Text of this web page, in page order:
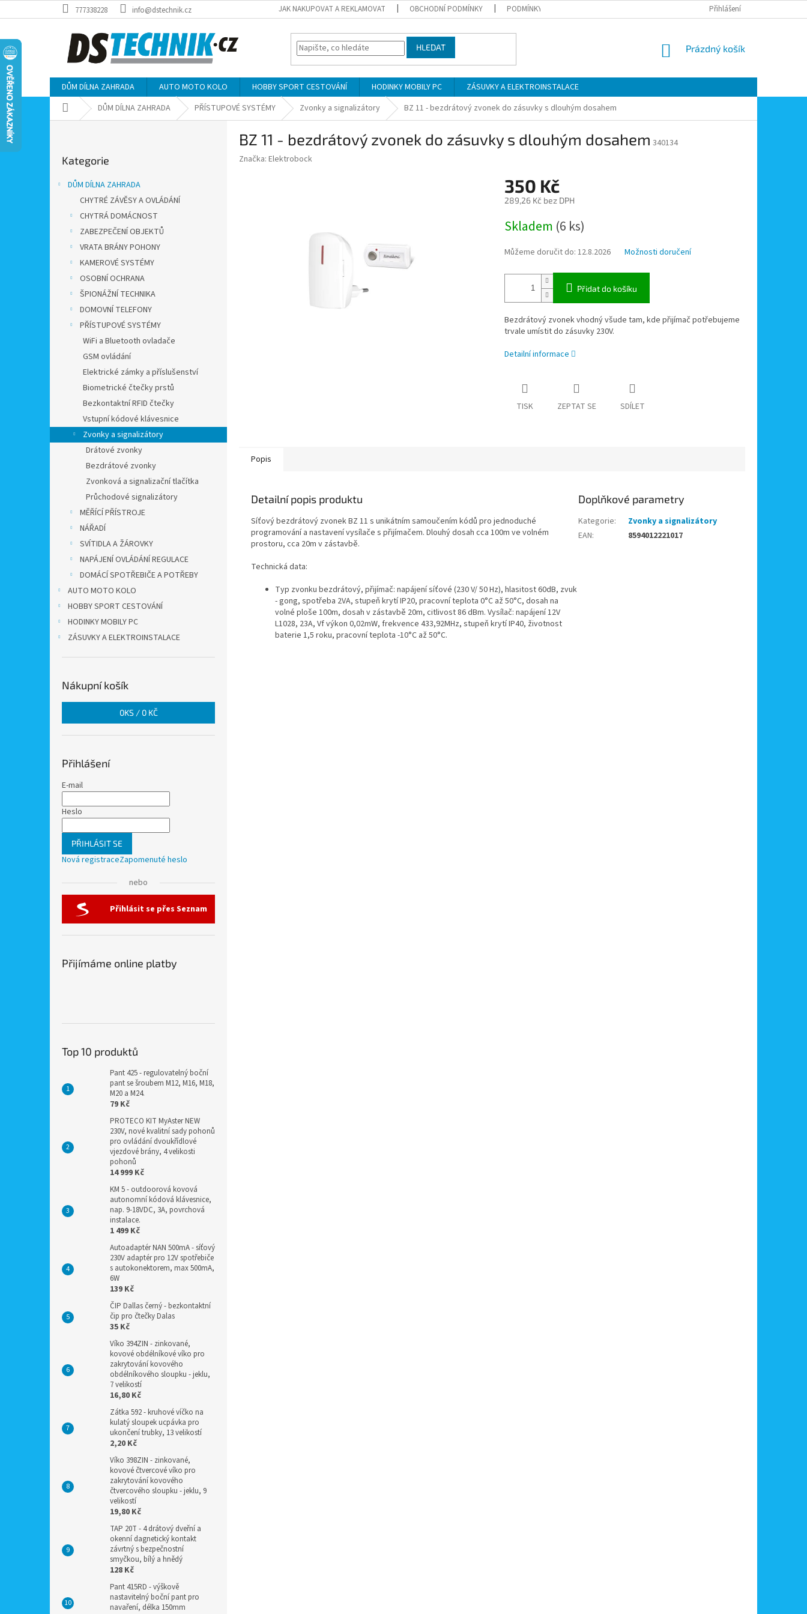
na
777338228 info@dstechnik.cz JAK NAKUPOVAT A REKLAMOVAT OBCHODNÍ PODMÍNKY PODMÍNKY OCHRANY OSOBNÍCH ÚDAJŮ MOJE OBJEDNÁVKA
Přihlášení
HLEDAT
NÁKUPNÍ
Prázdný košík
DŮM DÍLNA ZAHRADA AUTO MOTO KOLO HOBBY SPORT CESTOVÁNÍ HODINKY MOBILY PC
ZÁSUVKY A ELEKTROINSTALACE
Domů DŮM DÍLNA ZAHRADA PŘÍSTUPOVÉ SYSTÉMY Zvonky a signalizátory BZ 11 - bezdrátový zvonek do zásuvky s dlouhým dosahem
kategorie
Kategorie
DŮM DÍLNA ZAHRADA
CHYTRÉ ZÁVĚSY A OVLÁDÁNÍ
CHYTRÁ DOMÁCNOST
ZABEZPEČENÍ OBJEKTŮ
VRATA BRÁNY POHONY
KAMEROVÉ SYSTÉMY
OSOBNÍ OCHRANA
ŠPIONÁŽNÍ TECHNIKA
DOMOVNÍ TELEFONY
PŘÍSTUPOVÉ SYSTÉMY
WiFi a Bluetooth ovladače
GSM ovládání
Elektrické zámky a příslušenství
Biometrické čtečky prstů
Bezkontaktní RFID čtečky
Vstupní kódové klávesnice
Zvonky a signalizátory
Drátové zvonky
Bezdrátové zvonky
Zvonková a signalizační tlačítka
Průchodové signalizátory
MĚŘÍCÍ PŘÍSTROJE
NÁŘADÍ
SVÍTIDLA A ŽÁROVKY
NAPÁJENÍ OVLÁDÁNÍ REGULACE
DOMÁCÍ SPOTŘEBIČE A POTŘEBY
AUTO MOTO KOLO
HOBBY SPORT CESTOVÁNÍ
HODINKY MOBILY PC
ZÁSUVKY A ELEKTROINSTALACE
Nákupní košík
0KS / 0 KČ
Přihlášení
E-mail
Heslo
PŘIHLÁSIT SE
Nová registraceZapomenuté heslo
nebo
Přihlásit se přes Seznam
Přijímáme online platby
Top 10 produktů
Pant 425 - regulovatelný boční
pant se šroubem M12, M16, M18,
M20 a M24.
79 Kč
PROTECO KIT MyAster NEW
230V, nové kvalitní sady pohonů
pro ovládání dvoukřídlové
vjezdové brány, 4 velikosti
pohonů
14 999 Kč
KM 5 - outdoorová kovová
autonomní kódová klávesnice,
nap. 9-18VDC, 3A, povrchová
instalace.
1 499 Kč
Autoadaptér NAN 500mA - síťový
230V adaptér pro 12V spotřebiče
s autokonektorem, max 500mA,
6W
139 Kč
ČIP Dallas černý - bezkontaktní
čip pro čtečky Dalas
35 Kč
Víko 394ZIN - zinkované,
kovové obdélníkové víko pro
zakrytování kovového
obdélníkového sloupku - jeklu,
7 velikostí
16,80 Kč
Zátka 592 - kruhové víčko na
kulatý sloupek ucpávka pro
ukončení trubky, 13 velikostí
2,20 Kč
Víko 398ZIN - zinkované,
kovové čtvercové víko pro
zakrytování kovového
čtvercového sloupku - jeklu, 9
velikostí
19,80 Kč
TAP 20T - 4 drátový dveřní a
okenní dagnetický kontakt
závrtný s bezpečnostní
smyčkou, bílý a hnědý
128 Kč
Pant 415RD - výškově
nastavitelný boční pant pro
navaření, délka 150mm
BZ 11 - bezdrátový zvonek do zásuvky s dlouhým dosahem 340134
Značka: Elektrobock
350 Kč
289,26 Kč bez DPH
cena:
Skladem (6 ks)
Můžeme doručit do: 12.8.2026 Možnosti doručení
Přidat do košíku
Bezdrátový zvonek vhodný všude tam, kde přijímač potřebujeme
trvale umístit do zásuvky 230V.
Detailní informace
TISK ZEPTAT SE SDÍLET
Popis
Detailní popis produktu
Síťový bezdrátový zvonek BZ 11 s unikátním samoučením kódů pro jednoduché
programování a nastavení vysílače s přijímačem. Dlouhý dosah cca 100m ve volném
prostoru, cca 20m v zástavbě.
Technická data:
Typ zvonku bezdrátový, přijímač: napájení síťové (230 V/ 50 Hz), hlasitost 60dB, zvuk
- gong, spotřeba 2VA, stupeň krytí IP20, pracovní teplota 0°C až 50°C, dosah na
volné ploše 100m, dosah v zástavbě 20m, citlivost 86 dBm. Vysílač: napájení 12V
L1028, 23A, Vf výkon 0,02mW, frekvence 433,92MHz, stupeň krytí IP40, životnost
baterie 1,5 roku, pracovní teplota -10°C až 50°C.
Doplňkové parametry
Kategorie:
Zvonky a signalizátory
EAN: 8594012221017